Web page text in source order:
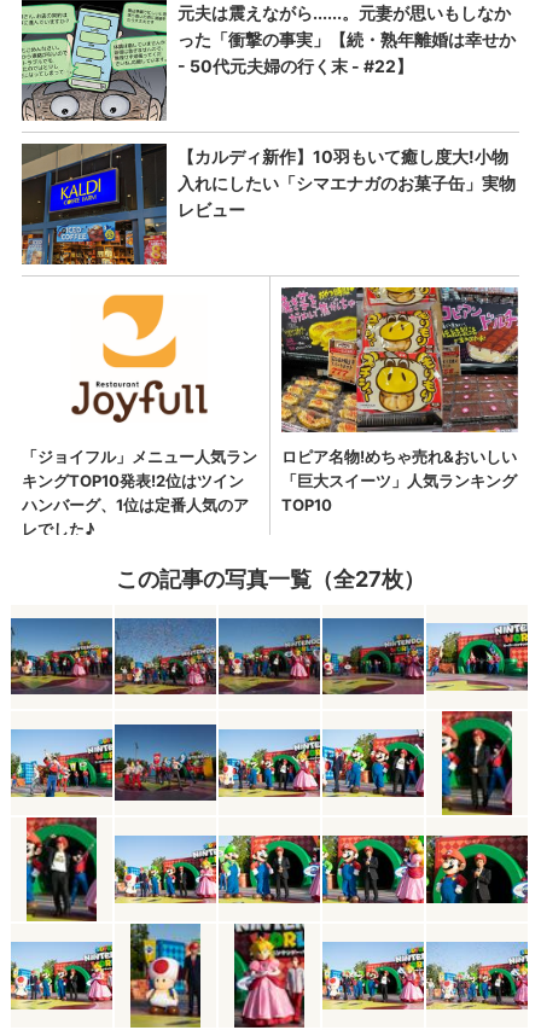
この記事の写真一覧（全27枚）